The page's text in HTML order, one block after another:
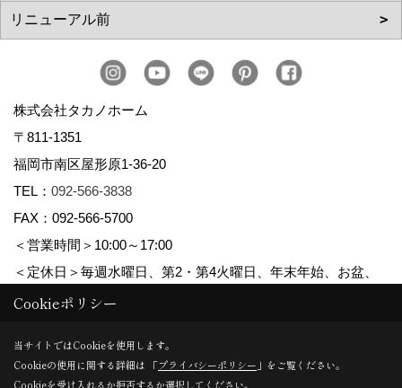
株式会社タカノホーム
〒811-1351
福岡市南区屋形原1-36-20
TEL： 092-566-3838
FAX：092-566-5700
＜営業時間＞10:00～17:00
＜定休日＞毎週水曜日、第2・第4火曜日、年末年始、お盆、
ゴールデンウィーク、夏季休暇
Copyright (c) TAKANO CONSTRUCTION CO.,LTD. All Rights Reserved.
Cookieポリシー
当サイトではCookieを使用します。
Cookieの使用に関する詳細は 「プライバシーポリシー 」をご覧ください。
Cookieを受け入れるか拒否するか選択してください。